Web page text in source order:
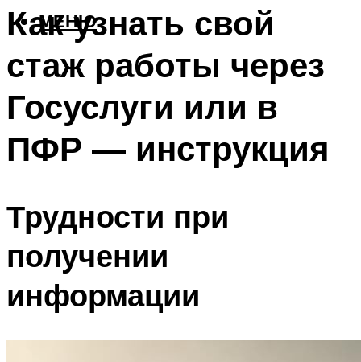
МЕНЮ
Как узнать свой
стаж работы через
Госуслуги или в
ПФР — инструкция
Трудности при
получении
информации